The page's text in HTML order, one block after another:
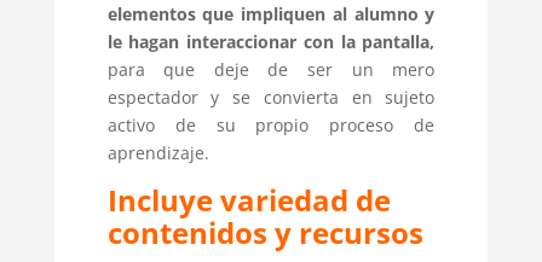
elementos que impliquen al alumno y
le hagan interaccionar con la pantalla,
para que deje de ser un mero
espectador y se convierta en sujeto
activo de su propio proceso de
aprendizaje.
Incluye variedad de
contenidos y recursos